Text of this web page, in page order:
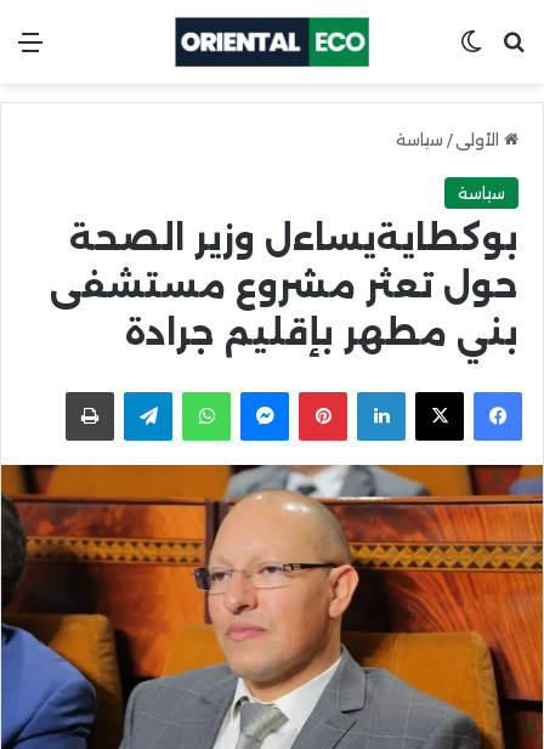
ابحث عنSwitch skin
الأولى / سياسة
سياسة
بوكطايةيساءل وزير الصحة
حول تعثر مشروع مستشفى
بني مطهر بإقليم جرادة
Facebook
X
LinkedIn
Pinterest
Messenger
WhatsApp
Telegramاطبعها